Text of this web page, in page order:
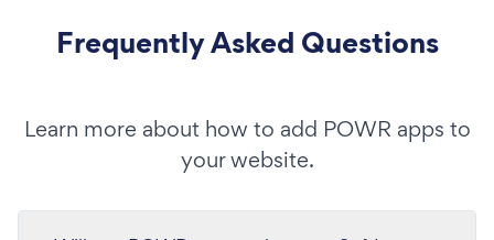
Frequently Asked Questions
Learn more about how to add POWR apps to
your website.